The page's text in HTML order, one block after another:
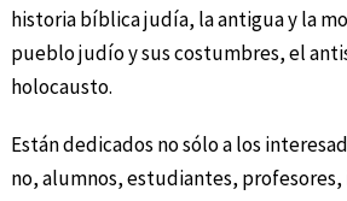
historia bíblica judía, la antigua y la
pueblo judío y sus costumbres, el
holocausto.
Están dedicados no sólo a los
no, alumnos, estudiantes,